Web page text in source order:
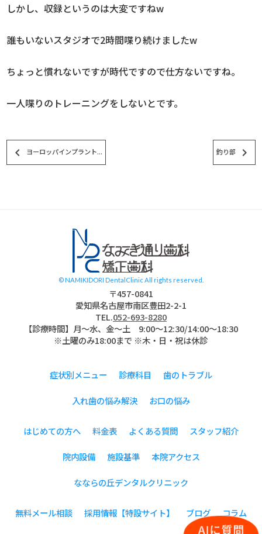
しかし、収録というのは大変ですねw
誰もいないスタジオで2時間喋り続けましたw
ちょっと慣れないですが時代ですので仕方ないですね。
一人喋りのトレーニングをしないとです。
keyboard_arrow_left ヨーロッパインプラント... 釣り部 keyboard_arrow_right
© NAMIKIDORI DentalClinic All rights reserved.
〒457-0841
愛知県名古屋市南区豊田2-2-1
TEL.052-693-8280
【診療時間】月〜水、金～土 9:00〜12:30/14:00～18:30
※土曜のみ18:00まで ※木・日・祝は休診
症状別メニュー 診療科目 歯のトラブル
入れ歯の悩み解決 お口の悩み
はじめての方へ 料金表 よくある質問 スタッフ紹介
院内設備 施設基準 本院アクセス
なならの丘デンタルクリニック
無料メール相談 採用情報【特設サイト】 ブログ コラム